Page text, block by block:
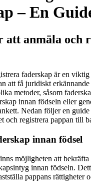
– En
att anmäla och
faderskap är en viktig
att få juridiskt
metoder, såsom
innan födseln eller
Nedan följer en
och registrera pappan till
innan födsel
möjligheten att bekräfta
innan födseln.
pappans rättigheter